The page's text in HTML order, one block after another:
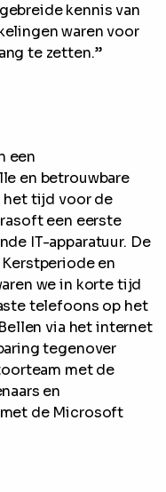
kennis van
waren voor
te zetten.”
een
en betrouwbare
het tijd voor de
een eerste
IT-apparatuur. De
en
we in korte tijd
telefoons op het
via het internet
tegenover
met de
en
de Microsoft